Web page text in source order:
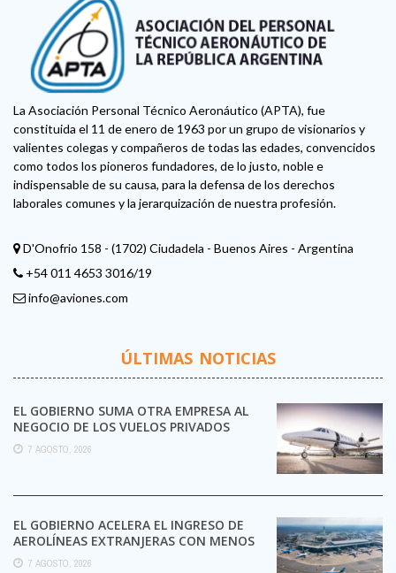
La Asociación Personal Técnico Aeronáutico (APTA), fue
constituida el 11 de enero de 1963 por un grupo de visionarios y
valientes colegas y compañeros de todas las edades, convencidos
como todos los pioneros fundadores, de lo justo, noble e
indispensable de su causa, para la defensa de los derechos
laborales comunes y la jerarquización de nuestra profesión.
D'Onofrio 158 - (1702) Ciudadela - Buenos Aires - Argentina
+54 011 4653 3016/19
info@aviones.com
ÚLTIMAS NOTICIAS
EL GOBIERNO SUMA OTRA EMPRESA AL
NEGOCIO DE LOS VUELOS PRIVADOS
7 AGOSTO, 2026
EL GOBIERNO ACELERA EL INGRESO DE
AEROLÍNEAS EXTRANJERAS CON MENOS
TRÁMITES
7 AGOSTO, 2026